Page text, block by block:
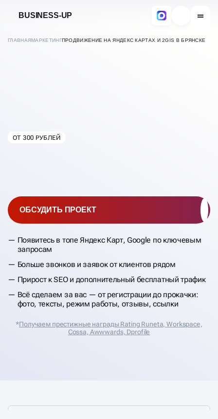
BUSINESS-UP
ГЛАВНАЯМАРКЕТИНГПРОДВИЖЕНИЕ НА ЯНДЕКС КАРТАХ И 2GIS В БРЯНСКЕ
РЕКЛАМА НА ЯНДЕКС
КАРТАХ И 2GIS
ОТ 300 РУБЛЕЙ
Появитесь в топе Яндекс Карт, Google по ключевым
запросам
Больше звонков и заявок от клиентов рядом
Прирост к SEO и дополнительный бесплатный трафик
Всё сделаем за вас — от регистрации до прокачки:
фото, тексты, режим работы, отзывы, ссылки
ОБСУДИТЬ ПРОЕКТ
*Получаем престижные награды Rating Runeta, Workspace,
Cossa, Аwwwards, Dprofile